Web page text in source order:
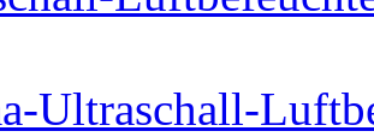
Ultraschall-